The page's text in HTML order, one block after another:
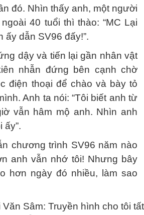
đó. Nhìn thấy anh, một người
40 tuổi thì thào: “MC Lại
ấy dẫn SV96 đấy!”.
dậy và tiến lại gần nhân vật
nhẫn đứng bên cạnh chờ
điện thoại để chào và bày tỏ
Anh ta nói: “Tôi biết anh từ
vẫn hâm mộ anh. Nhìn anh
ấy”.
chương trình SV96 năm nào
anh vẫn nhớ tôi! Nhưng bây
hơn ngày đó nhiều, làm sao